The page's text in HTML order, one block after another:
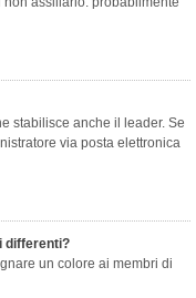
stabilisce anche il leader. Se
via posta elettronica
differenti?
un colore ai membri di